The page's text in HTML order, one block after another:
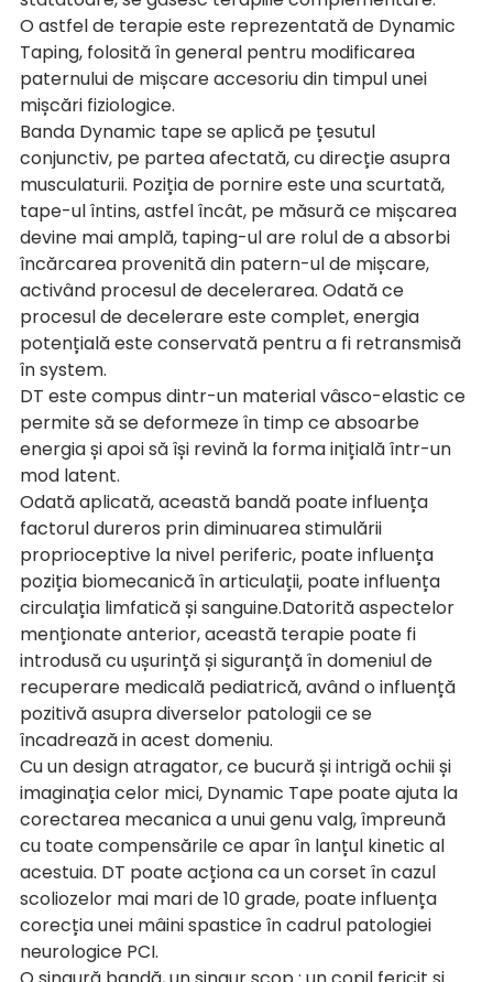
O astfel de terapie este reprezentată de Dynamic
Taping, folosită în general pentru modificarea
paternului de mișcare accesoriu din timpul unei
mișcări fiziologice.
Banda Dynamic tape se aplică pe țesutul
conjunctiv, pe partea afectată, cu direcție asupra
musculaturii. Poziția de pornire este una scurtată,
tape-ul întins, astfel încât, pe măsură ce mișcarea
devine mai amplă, taping-ul are rolul de a absorbi
încărcarea provenită din patern-ul de mișcare,
activând procesul de decelerarea. Odată ce
procesul de decelerare este complet, energia
potențială este conservată pentru a fi retransmisă
în system.
DT este compus dintr-un material vâsco-elastic ce
permite să se deformeze în timp ce absoarbe
energia și apoi să își revină la forma inițială într-un
mod latent.
Odată aplicată, această bandă poate influența
factorul dureros prin diminuarea stimulării
proprioceptive la nivel periferic, poate influența
poziția biomecanică în articulații, poate influența
circulația limfatică și sanguine.Datorită aspectelor
menționate anterior, această terapie poate fi
introdusă cu ușurință și siguranță în domeniul de
recuperare medicală pediatrică, având o influență
pozitivă asupra diverselor patologii ce se
încadrează in acest domeniu.
Cu un design atragator, ce bucură și intrigă ochii și
imaginația celor mici, Dynamic Tape poate ajuta la
corectarea mecanica a unui genu valg, împreună
cu toate compensările ce apar în lanțul kinetic al
acestuia. DT poate acționa ca un corset în cazul
scoliozelor mai mari de 10 grade, poate influența
corecția unei mâini spastice în cadrul patologiei
neurologice PCI.